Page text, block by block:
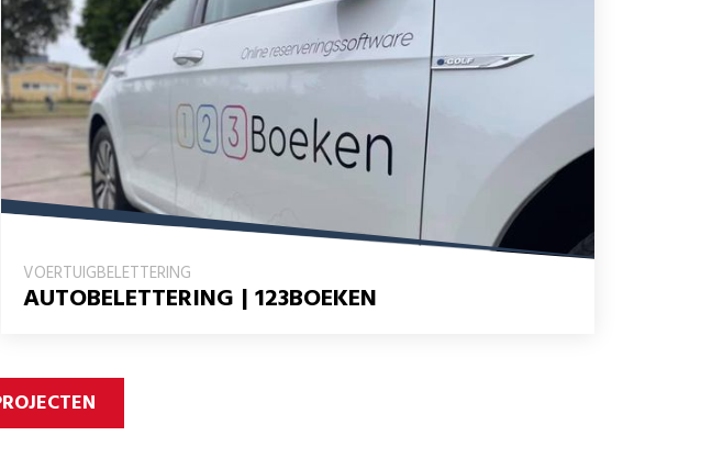
VOERTUIGBELETTERING
AUTOBELETTERING | 123BOEKEN